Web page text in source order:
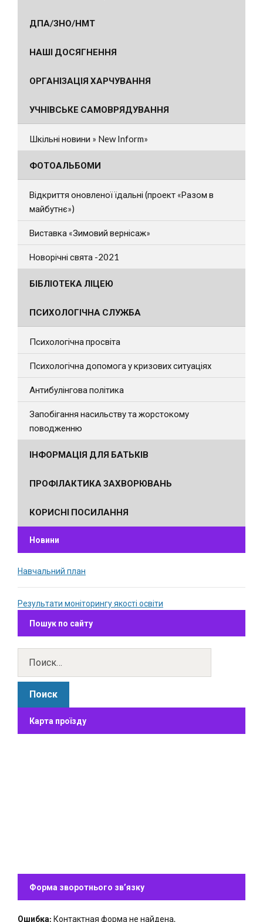
ДПА/ЗНО/НМТ
НАШІ ДОСЯГНЕННЯ
ОРГАНІЗАЦІЯ ХАРЧУВАННЯ
УЧНІВСЬКЕ САМОВРЯДУВАННЯ
Шкільні новини » New Inform»
ФОТОАЛЬБОМИ
Відкриття оновленої їдальні (проект «Разом в
майбутнє»)
Виставка «Зимовий вернісаж»
Новорічні свята -2021
БІБЛІОТЕКА ЛІЦЕЮ
ПСИХОЛОГІЧНА СЛУЖБА
Психологічна просвіта
Психологічна допомога у кризових ситуаціях
Антибулінгова політика
Запобігання насильству та жорстокому
поводженню
ІНФОРМАЦІЯ ДЛЯ БАТЬКІВ
ПРОФІЛАКТИКА ЗАХВОРЮВАНЬ
КОРИСНІ ПОСИЛАННЯ
Новини
Навчальний план
Результати моніторингу якості освіти
Пошук по сайту
Карта проїзду
Форма зворотнього зв’язку
Ошибка: Контактная форма не найдена.